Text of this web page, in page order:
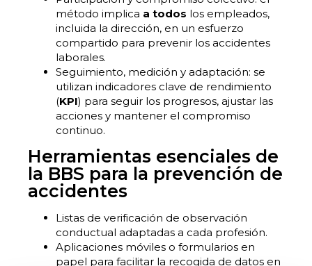
método implica a todos los empleados,
incluida la dirección, en un esfuerzo
compartido para prevenir los accidentes
laborales.
Seguimiento, medición y adaptación: se
utilizan indicadores clave de rendimiento
(KPI) para seguir los progresos, ajustar las
acciones y mantener el compromiso
continuo.
Herramientas esenciales de
la BBS para la prevención de
accidentes
Listas de verificación de observación
conductual adaptadas a cada profesión.
Aplicaciones móviles o formularios en
papel para facilitar la recogida de datos en